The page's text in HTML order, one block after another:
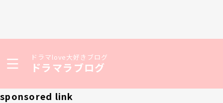
ドラマlove大好きブログ
ドラマラブログ
sponsored link